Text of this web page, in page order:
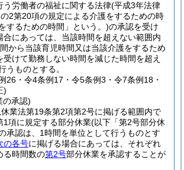
う労働者の福祉に関する法律(平成3年法律
2第20項の規定による介護をするための時
するための時間」という。)の承認を受け
合にあっては、当該時間を超えない範囲内
から当該育児時間又は当該介護をするため
受けて勤務しない時間を減じた時間を超え
うものとする。
26・令4条例17・令5条例3・令7条例18・
)
の承認)
業法第19条第2項第2号に掲げる範囲内で
1項に規定する部分休業(以下「第2号部分休
承認は、1時間を単位として行うものとす
の各号に掲げる場合にあっては、それぞれ
る時間数の第2号部分休業を承認することが